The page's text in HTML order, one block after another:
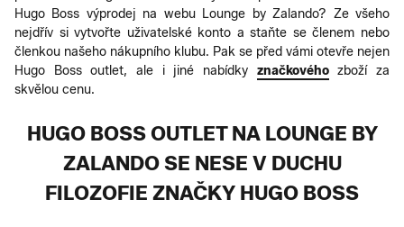
Hugo Boss výprodej na webu Lounge by Zalando? Ze všeho
nejdřív si vytvořte uživatelské konto a staňte se členem nebo
členkou našeho nákupního klubu. Pak se před vámi otevře nejen
Hugo Boss outlet, ale i jiné nabídky značkovéhozboží za
skvělou cenu.
HUGO BOSS OUTLET NA LOUNGE BY
ZALANDO SE NESE V DUCHU
FILOZOFIE ZNAČKY HUGO BOSS